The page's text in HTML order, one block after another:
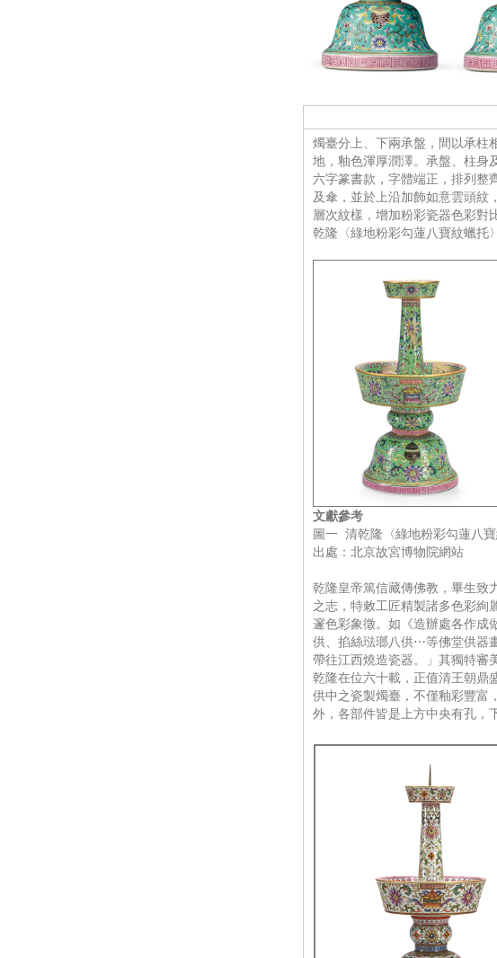
燭臺分上、下兩承盤，間以承柱
地，釉色渾厚潤澤。承盤、柱身
六字篆書款，字體端正，排列整
及傘，並於上沿加飾如意雲頭紋
層次紋樣，增加粉彩瓷器色彩對
乾隆〈綠地粉彩勾蓮八寶紋蠟托
文獻參考
圖一 清乾隆〈綠地粉彩勾蓮八
出處：北京故宮博物院網站
乾隆皇帝篤信藏傳佛教，畢生致
之志，特敕工匠精製諸多色彩絢
邃色彩象徵。如《造辦處各作成
供、掐絲琺瑯八供⋯等佛堂供器
帶往江西燒造瓷器。」其獨特審
乾隆在位六十載，正值清王朝鼎
供中之瓷製燭臺，不僅釉彩豐富
外，各部件皆是上方中央有孔，